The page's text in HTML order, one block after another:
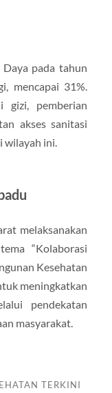
pada tahun
mencapai 31%.
gizi, pemberian
akses sanitasi
wilayah ini.
melaksanakan
“Kolaborasi
Kesehatan
meningkatkan
pendekatan
masyarakat.
TERKINI